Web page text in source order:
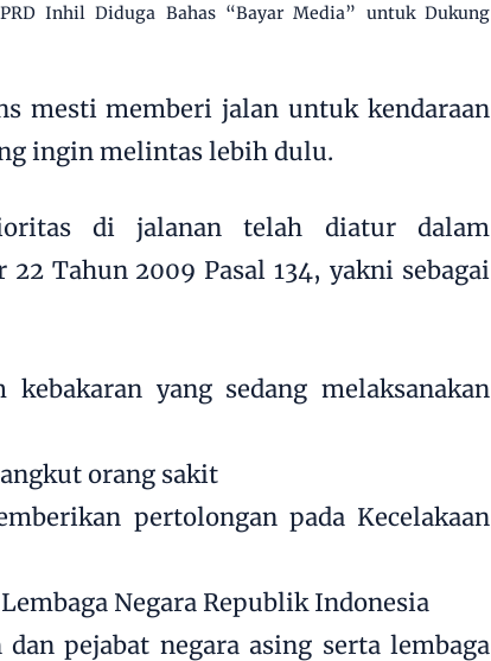
Inhil Diduga Bahas “Bayar Media” untuk Dukung
mesti memberi jalan untuk kendaraan
ingin melintas lebih dulu.
di jalanan telah diatur dalam
Tahun 2009 Pasal 134, yakni sebagai
kebakaran yang sedang melaksanakan
orang sakit
pertolongan pada Kecelakaan
Negara Republik Indonesia
pejabat negara asing serta lembaga